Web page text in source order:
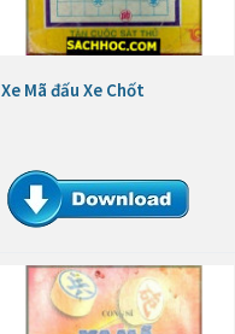
Xe Mã đấu Xe Chốt